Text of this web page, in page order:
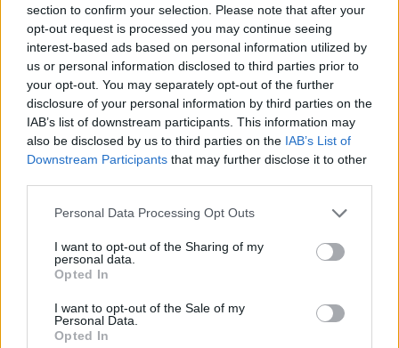
section to confirm your selection. Please note that after your
opt-out request is processed you may continue seeing
interest-based ads based on personal information utilized by
us or personal information disclosed to third parties prior to
your opt-out. You may separately opt-out of the further
disclosure of your personal information by third parties on the
IAB’s list of downstream participants. This information may
also be disclosed by us to third parties on the IAB’s List of
Downstream Participants that may further disclose it to other
Personal Data Processing Opt Outs
I want to opt-out of the Sharing of my
personal data.
Opted In
I want to opt-out of the Sale of my
Personal Data.
Opted In
di marca bianconera: la più nitida al 43' sui piedi
di Dybala, ma l'ex Palermo non è freddo a tu per
tu con Hart dopo l'assist di Mandzukic, la
conclusione colpisce al petto l'estremo
difensore avversario. Si va dunque al riposo
sullo 0-0.
Non cambia il copione nella ripresa, ma alla
prima conclusione nello specchio della porta
bianconera il Toro passa: fallo di Asamoah al
perfetto, Neto non può nulla, granata in
vantaggio. Altro scossone al 57': Acquah, già
ammonito, commette un fallo evitabile a metà
campo, secondo giallo e rosso per lui. Spinge la